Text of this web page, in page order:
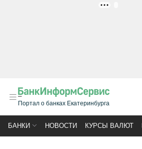
Портал о банках Екатеринбурга
БАНКИ НОВОСТИ КУРСЫ ВАЛЮТ